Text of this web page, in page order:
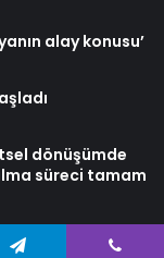
alay konusu’
dönüşümde
süreci tamam